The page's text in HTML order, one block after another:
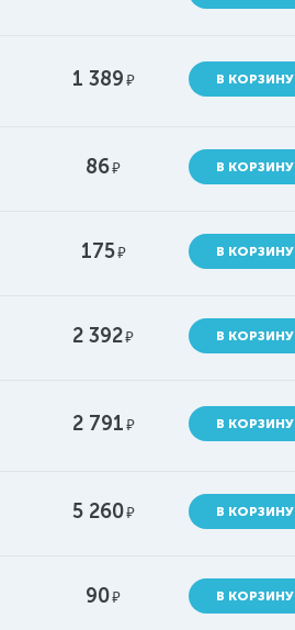
1 389руб. В КОРЗИНУ
86руб. В КОРЗИНУ
175руб. В КОРЗИНУ
2 392руб. В КОРЗИНУ
2 791руб. В КОРЗИНУ
5 260руб. В КОРЗИНУ
90руб. В КОРЗИНУ